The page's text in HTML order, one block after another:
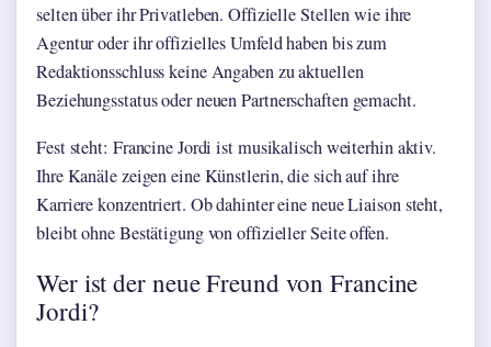
selten über ihr Privatleben. Offizielle Stellen wie ihre
Agentur oder ihr offizielles Umfeld haben bis zum
Redaktionsschluss keine Angaben zu aktuellen
Beziehungsstatus oder neuen Partnerschaften gemacht.
Fest steht: Francine Jordi ist musikalisch weiterhin aktiv.
Ihre Kanäle zeigen eine Künstlerin, die sich auf ihre
Karriere konzentriert. Ob dahinter eine neue Liaison steht,
bleibt ohne Bestätigung von offizieller Seite offen.
Wer ist der neue Freund von Francine
Jordi?